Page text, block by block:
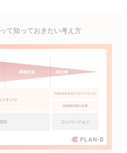
て知っておきたい考え方